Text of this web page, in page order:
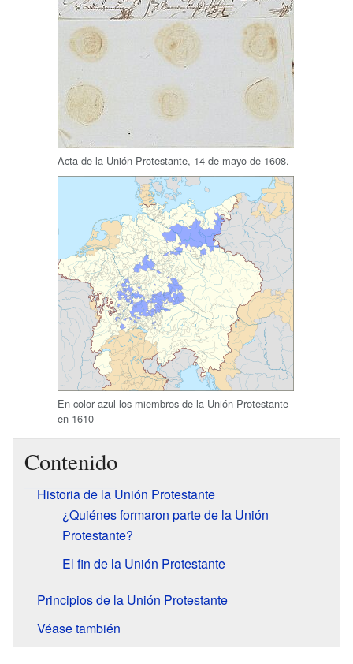
Acta de la Unión Protestante, 14 de mayo de 1608.
En color azul los miembros de la Unión Protestante
en 1610
Contenido
Historia de la Unión Protestante
¿Quiénes formaron parte de la Unión
Protestante?
El fin de la Unión Protestante
Principios de la Unión Protestante
Véase también